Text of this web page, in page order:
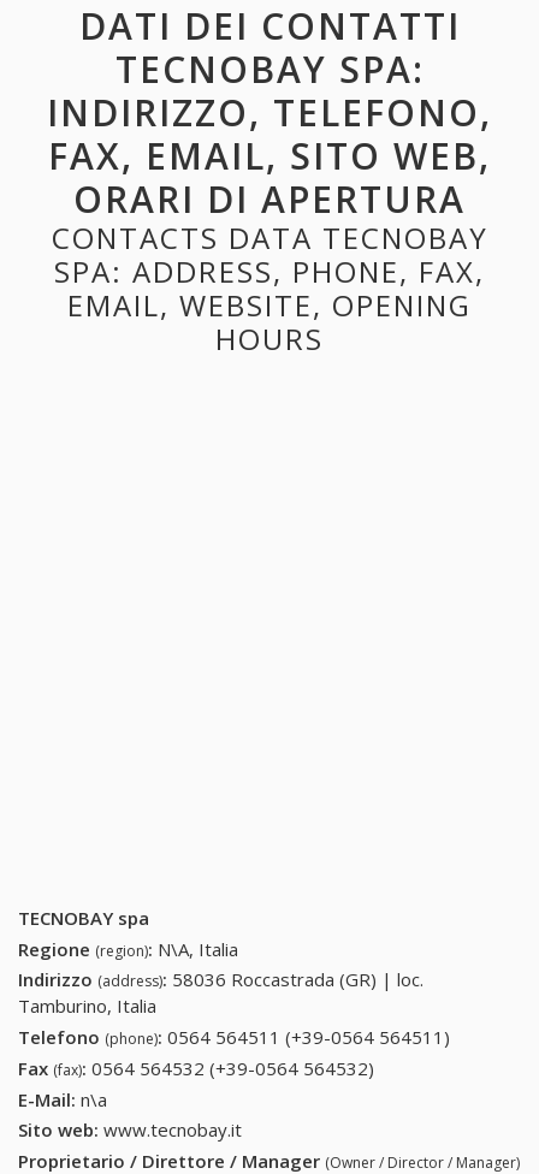
DATI DEI CONTATTI
TECNOBAY SPA:
INDIRIZZO, TELEFONO,
FAX, EMAIL, SITO WEB,
ORARI DI APERTURA
CONTACTS DATA TECNOBAY
SPA: ADDRESS, PHONE, FAX,
EMAIL, WEBSITE, OPENING
HOURS
TECNOBAY spa
Regione (region): N\A, Italia
Indirizzo (address): 58036 Roccastrada (GR) | loc.
Tamburino, Italia
Telefono (phone): 0564 564511 (+39-0564 564511)
Fax (fax): 0564 564532 (+39-0564 564532)
E-Mail: n\a
Sito web: www.tecnobay.it
Proprietario / Direttore / Manager (Owner / Director / Manager)